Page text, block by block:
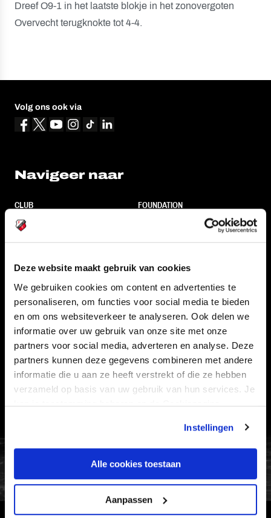
Deze website maakt gebruik van cookies
We gebruiken cookies om content en advertenties te
personaliseren, om functies voor social media te bieden
en om ons websiteverkeer te analyseren. Ook delen we
informatie over uw gebruik van onze site met onze
partners voor social media, adverteren en analyse. Deze
partners kunnen deze gegevens combineren met andere
informatie die u aan ze heeft verstrekt of die ze hebben
verzameld op basis van uw gebruik van hun services. Je
kan je toestemming beheren op de Cookiepagina.
Instellingen
Alle cookies toestaan
Aanpassen
Dreef O9-1 in het laatste blokje in het zonovergoten
Overvecht terugknokte tot 4-4.
Volg ons ook via
Navigeer naar
CLUB
TEAMS
STADION
SUPPORTERS
FOUNDATION
BUSINESS
Informatie
VEELGESTELDE VRAGEN
CONTACT
WERKEN BIJ
VERTROUWENSPERSOON